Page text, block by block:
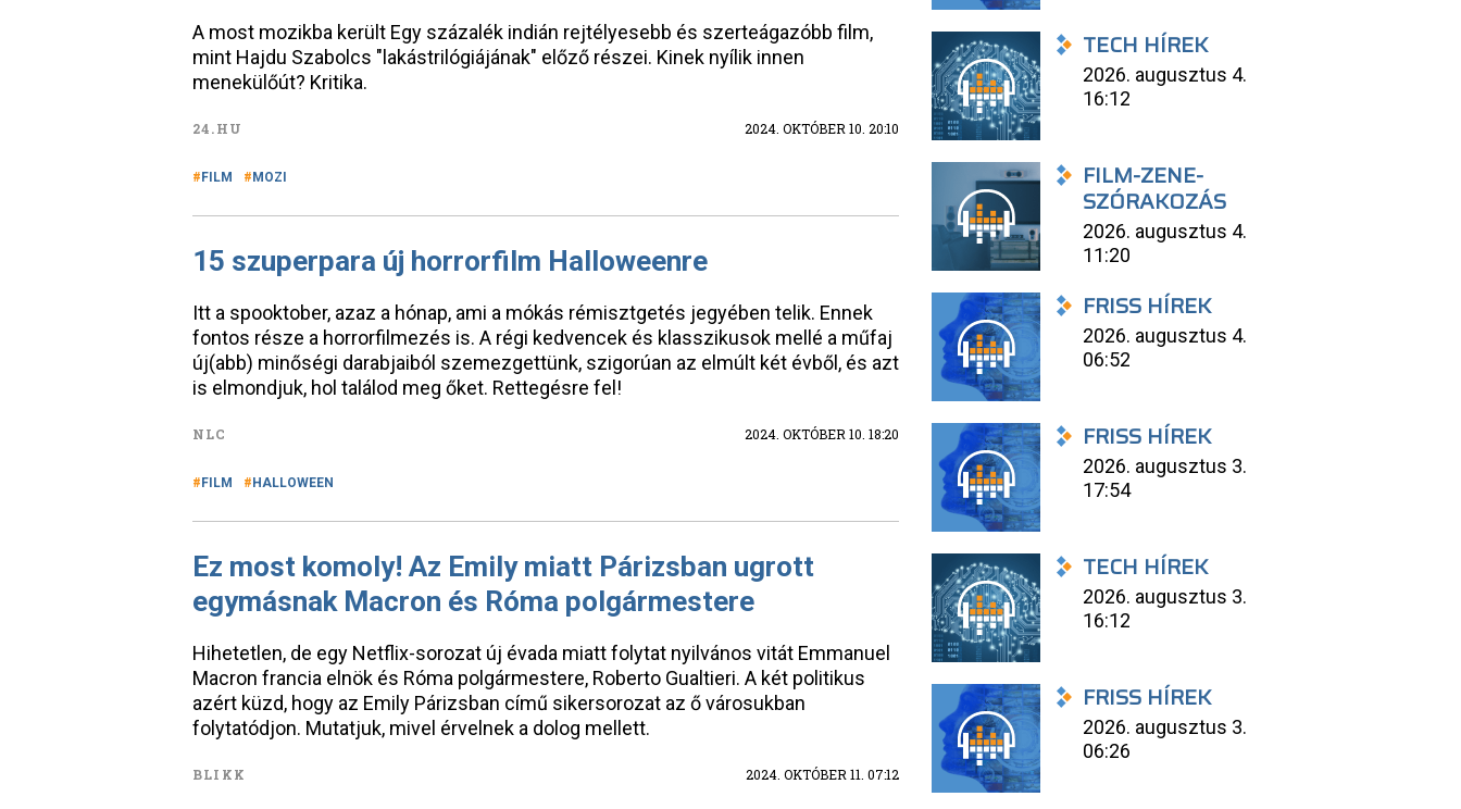
A most mozikba került Egy százalék indián rejtélyesebb és szerteágazóbb film,
mint Hajdu Szabolcs "lakástrilógiájának" előző részei. Kinek nyílik innen
menekülőút? Kritika.
24.HU 2024. OKTÓBER 10. 20:10
FILM MOZI
15 szuperpara új horrorfilm Halloweenre
Itt a spooktober, azaz a hónap, ami a mókás rémisztgetés jegyében telik. Ennek
fontos része a horrorfilmezés is. A régi kedvencek és klasszikusok mellé a műfaj
új(abb) minőségi darabjaiból szemezgettünk, szigorúan az elmúlt két évből, és azt
is elmondjuk, hol találod meg őket. Rettegésre fel!
NLC 2024. OKTÓBER 10. 18:20
FILM HALLOWEEN
Ez most komoly! Az Emily miatt Párizsban ugrott
egymásnak Macron és Róma polgármestere
Hihetetlen, de egy Netflix-sorozat új évada miatt folytat nyilvános vitát Emmanuel
Macron francia elnök és Róma polgármestere, Roberto Gualtieri. A két politikus
azért küzd, hogy az Emily Párizsban című sikersorozat az ő városukban
folytatódjon. Mutatjuk, mivel érvelnek a dolog mellett.
BLIKK 2024. OKTÓBER 11. 07:12
TECH HÍREK
2026. augusztus 4.
16:12
FILM-ZENE-
SZÓRAKOZÁS
2026. augusztus 4.
11:20
FRISS HÍREK
2026. augusztus 4.
06:52
FRISS HÍREK
2026. augusztus 3.
17:54
TECH HÍREK
2026. augusztus 3.
16:12
FRISS HÍREK
2026. augusztus 3.
06:26